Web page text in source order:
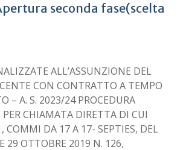
seconda fase(scelta
ALL’ASSUNZIONE DEL
CON CONTRATTO A TEMPO
– A. S. 2023/24 PROCEDURA
CHIAMATA DIRETTA DI CUI
COMMI DA 17 A 17- SEPTIES, DEL
29 OTTOBRE 2019 N. 126,